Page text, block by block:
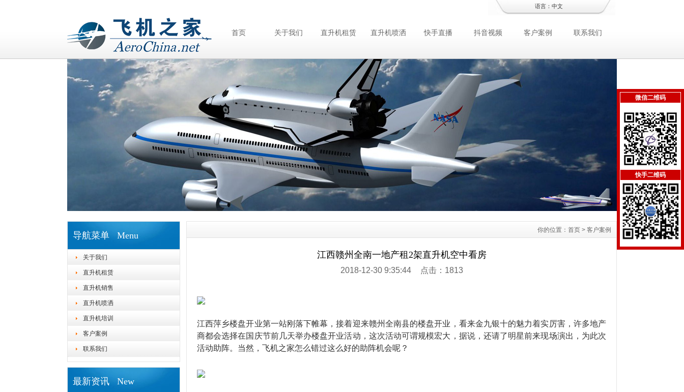
语言： 中文
首页 关于我们 直升机租赁 直升机喷洒 快手直播 抖音视频 客户案例 联系我们
导航菜单 Menu
关于我们
直升机租赁
直升机销售
直升机喷洒
直升机培训
客户案例
联系我们
最新资讯 New
你的位置： 首页 > 客户案例
江西赣州全南一地产租2架直升机空中看房
2018-12-30 9:35:44 点击：1813
江西萍乡楼盘开业第一站刚落下帷幕，接着迎来赣州全南县的楼盘开业，看来金九银十的魅力着实厉害，许多地产
商都会选择在国庆节前几天举办楼盘开业活动，这次活动可谓规模宏大，据说，还请了明星前来现场演出，为此次
活动助阵。当然，飞机之家怎么错过这么好的助阵机会呢？
微信二维码
快手二维码